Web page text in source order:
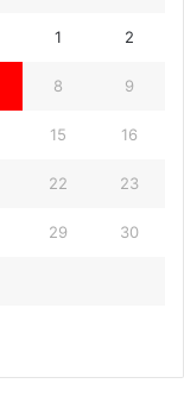
1 2
8 9
15 16
22 23
29 30